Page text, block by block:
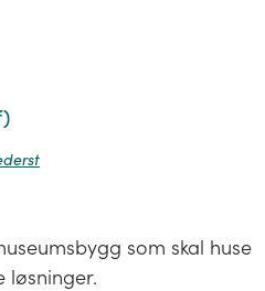
som skal huse
løsninger.